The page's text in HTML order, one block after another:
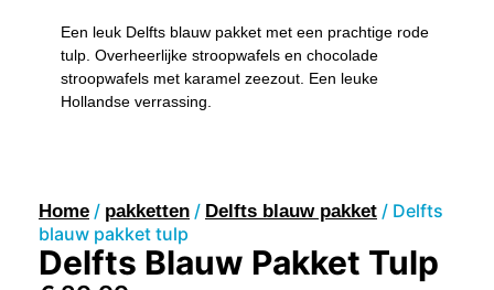
Een leuk Delfts blauw pakket met een prachtige rode
tulp. Overheerlijke stroopwafels en chocolade
stroopwafels met karamel zeezout. Een leuke
Hollandse verrassing.
Home / pakketten / Delfts blauw pakket / Delfts
blauw pakket tulp
Delfts Blauw Pakket Tulp